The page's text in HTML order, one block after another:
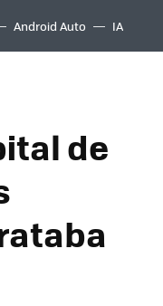
Android Auto IA
de